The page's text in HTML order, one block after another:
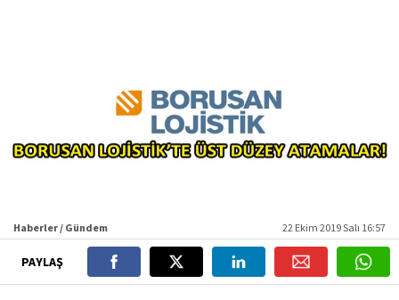
Haberler / Gündem 22 Ekim 2019 Salı 16:57
PAYLAŞ